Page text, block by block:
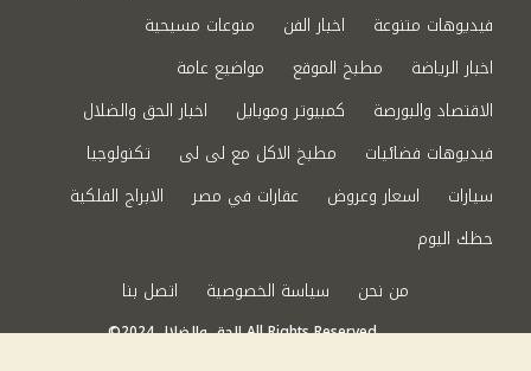
فيديوهات متنوعة
اخبار الفن
منوعات مسيحية
اخبار الرياضة
مطبخ الموقع
مواضيع عامة
الاقتصاد والبورصة
كمبيوتر وموبايل
اخبار الحق والضلال
فيديوهات فضائيات
مطبخ الاكل مع لى لى
تكنولوجيا
سيارات
اسعار وعروض عقارات في مصر
الابراج الفلكية
حظك اليوم
من نحن
سياسة الخصوصية اتصل بنا
©2024 الحق والضلال All Rights Reserved.